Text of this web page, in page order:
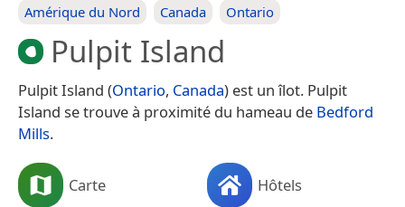
Amérique du Nord Canada Ontario
Pulpit Island
Pulpit Island (Ontario, Canada) est un îlot. Pulpit
Island se trouve à proximité du hameau de Bedford
Mills.
Carte Hôtels